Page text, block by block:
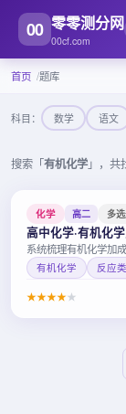
00 零零测分网
00cf.com
首页 题库
科目： 数学 语文
搜索「有机化学」，共
化学 高二 多
高中化学·有机化
系统梳理有机化学加
有机化学 反应
★★★★★